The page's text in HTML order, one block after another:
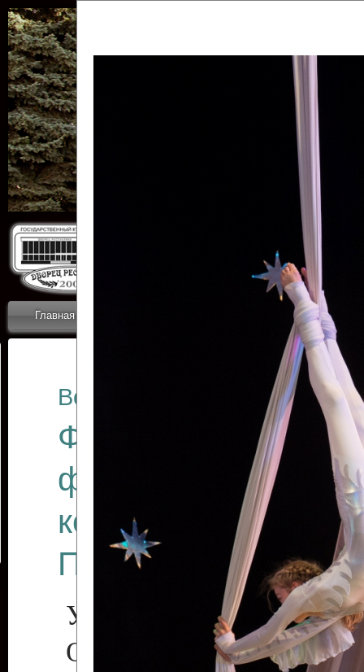
Главная Новости
ОТЧЕТЫ ГКЦ
Все отчеты
Финал
фестиваля
коллективов
Приднестровского
Участники фестиваля:
Образцовый